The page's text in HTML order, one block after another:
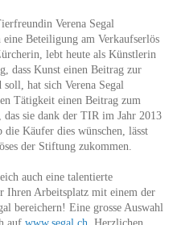
Verena Segal
Beteiligung am Verkaufserlös
lebt heute als Künstlerin
dass Kunst einen Beitrag zur
hat sich Verena Segal
Tätigkeit einen Beitrag zum
sie dank der TIR im Jahr 2013
Käufer dies wünschen, lässt
der Stiftung zukommen.
auch eine talentierte
Ihren Arbeitsplatz mit einem der
bereichern! Eine grosse Auswahl
auf www.segal.ch . Herzlichen